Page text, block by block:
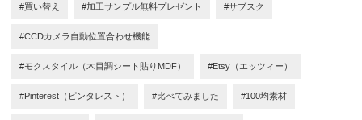
#買い替え #加工サンプル無料プレゼント #サブスク
#CCDカメラ自動位置合わせ機能
#モクスタイル（木目調シート貼りMDF） #Etsy（エッツィー）
#Pinterest（ピンタレスト） #比べてみました #100均素材